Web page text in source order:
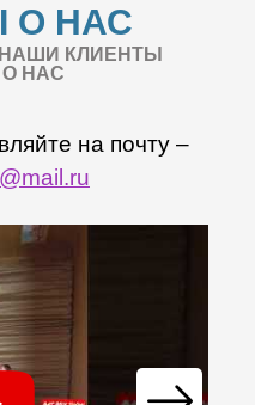
О НАС
КЛИЕНТЫ
НАС
на почту –